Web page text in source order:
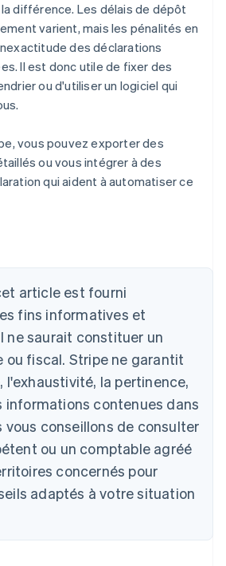
différence. Les délais de dépôt
varient, mais les pénalités en
des déclarations
Il est donc utile de fixer des
ou d'utiliser un logiciel qui
vous pouvez exporter des
ou vous intégrer à des
qui aident à automatiser ce
article est fourni
fins informatives et
ne saurait constituer un
ou fiscal. Stripe ne garantit
l'exhaustivité, la pertinence,
informations contenues dans
vous conseillons de consulter
ou un comptable agréé
concernés pour
adaptés à votre situation
Deutsch